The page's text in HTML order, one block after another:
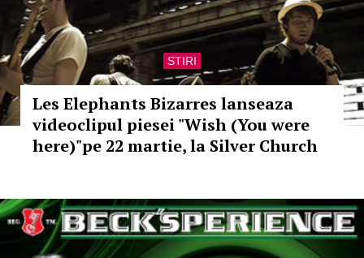
STIRI
Les Elephants Bizarres lanseaza
videoclipul piesei "Wish (You were
here)"pe 22 martie, la Silver Church